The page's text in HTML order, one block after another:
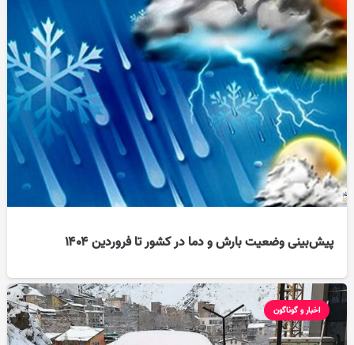
پیش‌بینی وضعیت بارش و دما در کشور تا فروردین ۱۴۰۴
اخبار و گوناگون